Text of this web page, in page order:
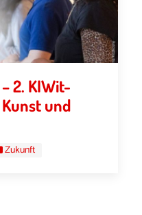
2. KIWit-
und
Zukunft